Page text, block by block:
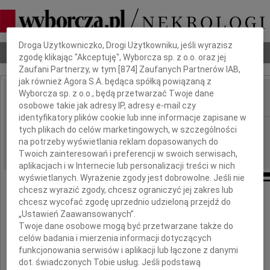
Nekrologi Odeszli Poradnik pogrzebowy
IMIĘ I NAZWISKO:
REGION: Częstochowa
DATA EMISJI: 02.09.2016
Z wielkim smutkiem przyjęłam wiadomość
o śmierci
Dbamy o Twoją prywatność
Droga Użytkowniczko, Drogi Użytkowniku, jeśli wyrazisz
zgodę klikając "Akceptuję", Wyborcza sp. z o.o. oraz jej
Zaufani Partnerzy, w tym [874 ] Zaufanych Partnerów IAB,
jak również Agora S.A. będąca spółką powiązaną z
Wyborcza sp. z o.o., będą przetwarzać Twoje dane
osobowe takie jak adresy IP, adresy e-mail czy
identyfikatory plików cookie lub inne informacje zapisane w
tych plikach do celów marketingowych, w szczególności
na potrzeby wyświetlania reklam dopasowanych do
Twoich zainteresowań i preferencji w swoich serwisach,
aplikacjach i w Internecie lub personalizacji treści w nich
wyświetlanych. Wyrażenie zgody jest dobrowolne. Jeśli nie
chcesz wyrazić zgody, chcesz ograniczyć jej zakres lub
chcesz wycofać zgodę uprzednio udzieloną przejdź do
„Ustawień Zaawansowanych”.
Twoje dane osobowe mogą być przetwarzane także do
celów badania i mierzenia informacji dotyczących
funkcjonowania serwisów i aplikacji lub łączone z danymi
dot. świadczonych Tobie usług. Jeśli podstawą